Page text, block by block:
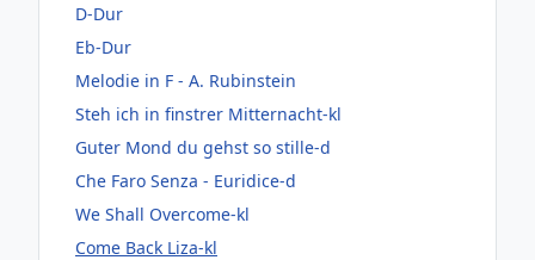
D-Dur
Eb-Dur
Melodie in F - A. Rubinstein
Steh ich in finstrer Mitternacht-kl
Guter Mond du gehst so stille-d
Che Faro Senza - Euridice-d
We Shall Overcome-kl
Come Back Liza-kl